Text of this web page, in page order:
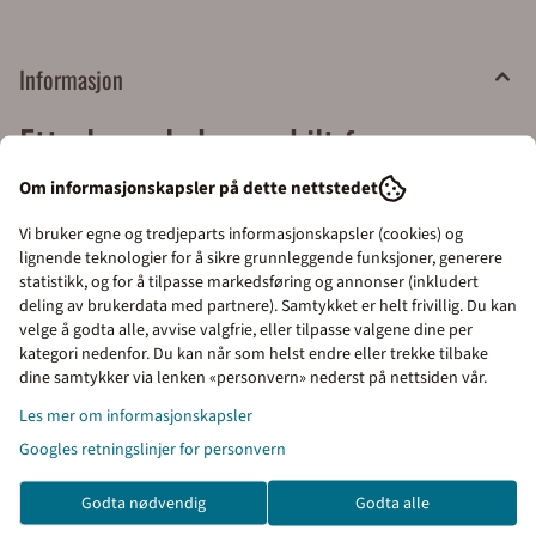
Informasjon
Etterlysende brannskilt for
brannmelder. Velg blandt flere
størrelser
Brannmelder skilt i etterlysende plast for bruk sammen
med brannmelder knapp. Skiltet monteres direkte på vegg
godt synlig i overkant av knapp for brannalarm og
brannmelderen. Velg størrelse, antall og festemetode.
Du kan velge mellom flere festemetoder.
ujevne overflater brukes skilt i plast eller aluminium, og vi
anbefaler bruk av skruer eller Tec7.
Priser inkl. eller ekskl.
mva
I denne butikken kan du
velge om du vil se prisene
med eller uten moms.
Om informasjonskapsler på dette nettstedet
Vi bruker egne og tredjeparts informasjonskapsler (cookies) og
lignende teknologier for å sikre grunnleggende funksjoner, generere
statistikk, og for å tilpasse markedsføring og annonser (inkludert
deling av brukerdata med partnere). Samtykket er helt frivillig. Du kan
velge å godta alle, avvise valgfrie, eller tilpasse valgene dine per
kategori nedenfor. Du kan når som helst endre eller trekke tilbake
dine samtykker via lenken «personvern» nederst på nettsiden vår.
Les mer om informasjonskapsler
Googles retningslinjer for personvern
Godta nødvendig Godta alle